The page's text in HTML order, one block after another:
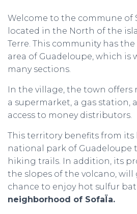
Welcome to the commune of
located in the North of the
Terre. This community has
area of ​​Guadeloupe, which is
many sections.
In the village, the town offers
a supermarket, a gas station,
access to money distributors.
This territory benefits from
national park of Guadeloupe
hiking trails. In addition, its
the slopes of the volcano, will
chance to enjoy hot sulfur
neighborhood of SofaÏa.